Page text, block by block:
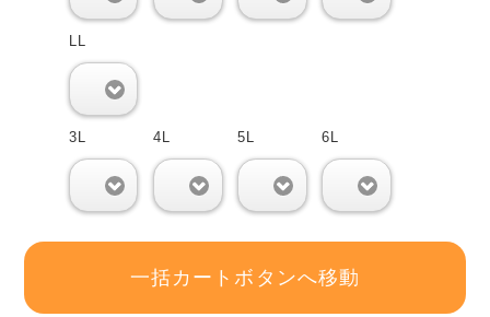
3L 4L 5L 6L
一括カートボタンへ移動